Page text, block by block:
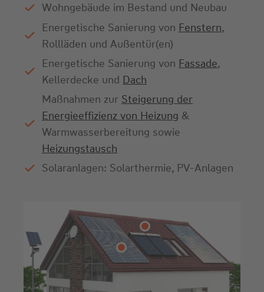
Wohngebäude im Bestand und Neubau
Energetische Sanierung von Fenstern,
Rollläden und Außentür(en)
Energetische Sanierung von Fassade,
Kellerdecke und Dach
Maßnahmen zur Steigerung der
Energieeffizienz von Heizung &
Warmwasserbereitung sowie
Heizungstausch
Solaranlagen: Solarthermie, PV-Anlagen